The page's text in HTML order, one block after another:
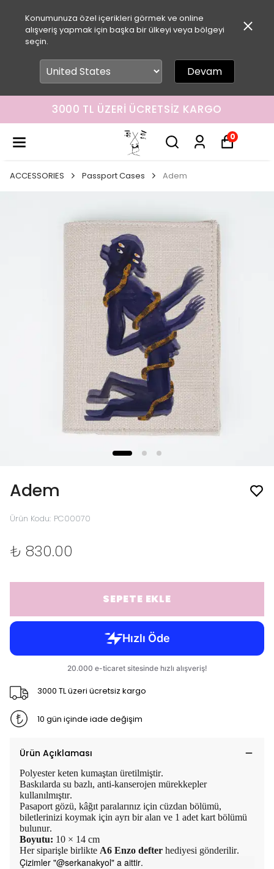
Konumunuza özel içerikleri görmek ve online
alışveriş yapmak için başka bir ülkeyi veya bölgeyi
seçin.
Devam
3000 TL ÜZERI ÜCRETSIZ KARGO
0
ACCESSORIES Passport Cases Adem
Adem
Ürün Kodu: PC00070
₺ 830.00
SEPETE EKLE
3000 TL üzeri ücretsiz kargo
10 gün içinde iade değişim
Ürün Açıklaması
Polyester keten kumaştan üretilmiştir.
Baskılarda su bazlı, anti-kanserojen mürekkepler
kullanılmıştır.
Pasaport gözü, kâğıt paralarınız için cüzdan bölümü,
biletlerinizi koymak için ayrı bir alan ve 1 adet kart bölümü
bulunur.
Boyutu: 10 × 14 cm
Her siparişle birlikte A6 Enzo defter hediyesi gönderilir.
Çizimler "@serkanakyol" a aittir.